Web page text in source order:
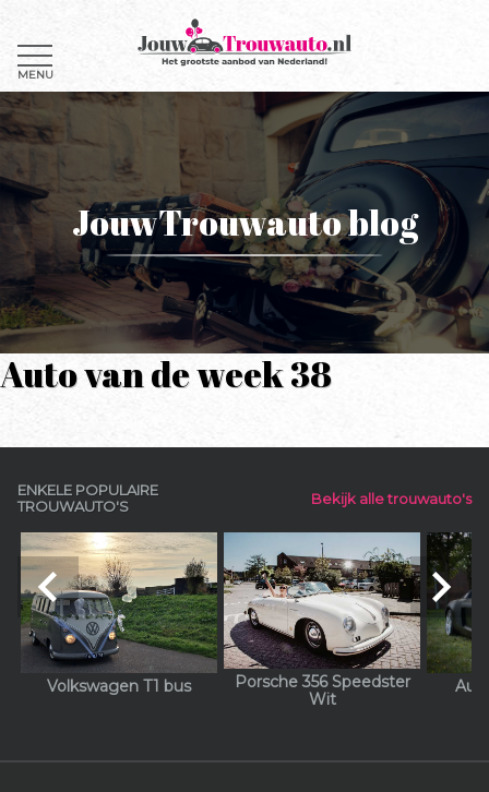
MENU
JouwTrouwauto blog
Auto van de week 38
ENKELE POPULAIRE
TROUWAUTO'S
Bekijk alle trouwauto's
Volkswagen T1 bus
Porsche 356 Speedster
Wit
navigate_before navigate_next